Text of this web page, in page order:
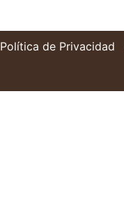
Política de Privacidad